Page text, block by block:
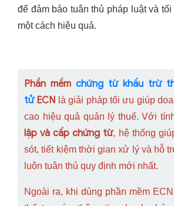
để đảm bảo tuân thủ pháp luật và
một cách hiệu quả.
Phần mềm chứng từ khấu trừ
tửECN là giải pháp tối ưu giúp
cao hiệu quả quản lý thuế. Với
lập và cấp chứng từ, hệ thống
sót, tiết kiệm thời gian xử lý và hỗ
luôn tuân thủ quy định mới nhất.
Ngoài ra, khi dùng phần mềm